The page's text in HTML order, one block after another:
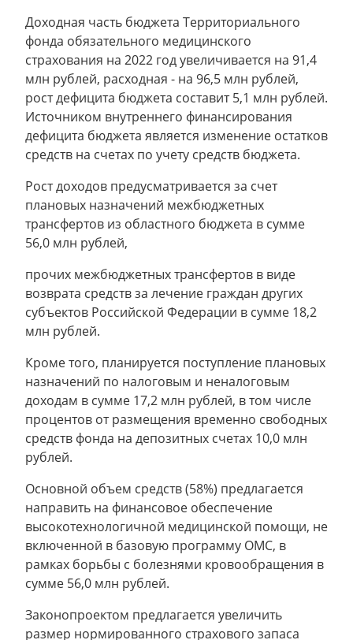
Доходная часть бюджета Территориального
фонда обязательного медицинского
страхования на 2022 год увеличивается на 91,4
млн рублей, расходная - на 96,5 млн рублей,
рост дефицита бюджета составит 5,1 млн рублей.
Источником внутреннего финансирования
дефицита бюджета является изменение остатков
средств на счетах по учету средств бюджета.
Рост доходов предусматривается за счет
плановых назначений межбюджетных
трансфертов из областного бюджета в сумме
56,0 млн рублей,
прочих межбюджетных трансфертов в виде
возврата средств за лечение граждан других
субъектов Российской Федерации в сумме 18,2
млн рублей.
Кроме того, планируется поступление плановых
назначений по налоговым и неналоговым
доходам в сумме 17,2 млн рублей, в том числе
процентов от размещения временно свободных
средств фонда на депозитных счетах 10,0 млн
рублей.
Основной объем средств (58%) предлагается
направить на финансовое обеспечение
высокотехнологичной медицинской помощи, не
включенной в базовую программу ОМС, в
рамках борьбы с болезнями кровообращения в
сумме 56,0 млн рублей.
Законопроектом предлагается увеличить
размер нормированного страхового запаса